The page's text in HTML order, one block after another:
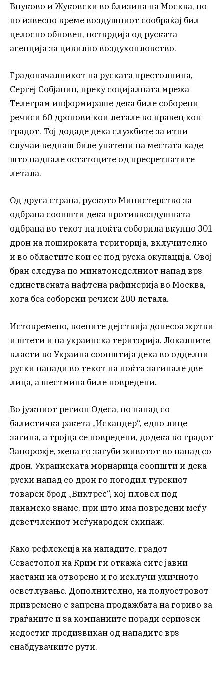
Внуково и Жуковски во близина на Москва, но
по извесно време воздушниот сообраќај бил
целосно обновен, потврдија од руската
агенција за цивилно воздухопловство.
Градоначалникот на руската престолнина,
Сергеј Собјанин, преку социјалната мрежа
Телеграм информираше дека биле соборени
речиси 60 дронови кои летале во правец кон
градот. Тој додаде дека службите за итни
случаи веднаш биле упатени на местата каде
што паднале остатоците од пресретнатите
летала.
Од друга страна, руското Министерство за
одбрана соопшти дека противвоздушната
одбрана во текот на ноќта соборила вкупно 301
дрон на пошироката територија, вклучително
и во областите кои се под руска окупација. Овој
бран следува по минатонеделниот напад врз
единствената нафтена рафинерија во Москва,
кога беа соборени речиси 200 летала.
Истовремено, воените дејствија донесоа жртви
и штети и на украинска територија. Локалните
власти во Украина соопштија дека во одделни
руски напади во текот на ноќта загинале две
лица, а шестмина биле повредени.
Во јужниот регион Одеса, по напад со
балистичка ракета „Искандер“, едно лице
загина, а тројца се повредени, додека во градот
Запорожје, жена го загуби животот во напад со
дрон. Украинската морнарица соопшти и дека
руски напад со дрон го погодил турскиот
товарен брод „Виктрес“, кој пловел под
панамско знаме, при што има повредени меѓу
деветчлениот меѓународен екипаж.
Како рефлексија на нападите, градот
Севастопол на Крим ги откажа сите јавни
настани на отворено и го исклучи уличното
осветлување. Дополнително, на полуостровот
привремено е запрена продажбата на гориво за
граѓаните и за компаниите поради сериозен
недостиг предизвикан од нападите врз
снабдувачките рути.